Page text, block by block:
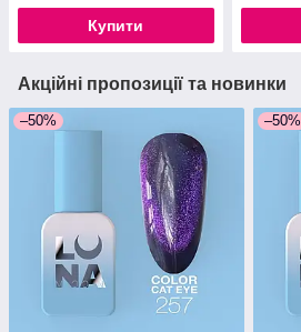
Купити
Акційні пропозиції та новинки
–50% –50%